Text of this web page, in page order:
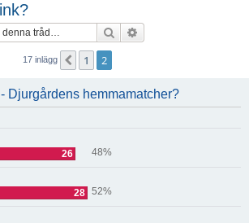
Sök
17 inlägg Föregående
1 2
Djurgårdens hemmamatcher?
26
48%
28 52%